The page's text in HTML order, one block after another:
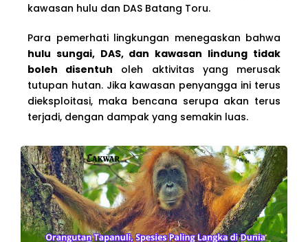
kawasan hulu dan DAS Batang Toru.
Para pemerhati lingkungan menegaskan bahwa
hulu sungai, DAS, dan kawasan lindung tidak
boleh disentuh oleh aktivitas yang merusak
tutupan hutan. Jika kawasan penyangga ini terus
dieksploitasi, maka bencana serupa akan terus
terjadi, dengan dampak yang semakin luas.